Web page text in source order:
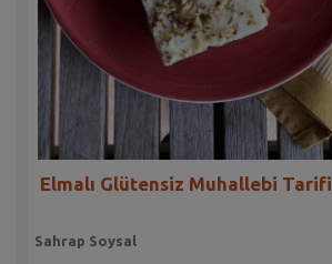
Elmalı Glütensiz Muhallebi Tarifi
Sahrap Soysal